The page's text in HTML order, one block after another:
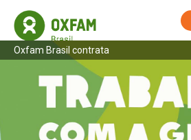
Oxfam Brasil contrata